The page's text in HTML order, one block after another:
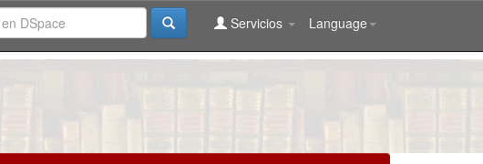
Language
Servicios